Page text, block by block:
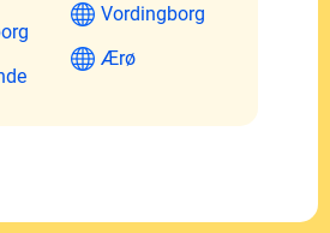
Vordingborg
Ærø